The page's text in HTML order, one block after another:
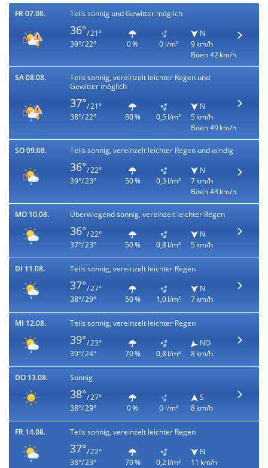
FR 07.08. Teils sonnig und Gewitter möglich
36°/ 21°
39°/ 22°
0 % 0 l/m²
N
9 km/h
Böen 42 km/h
SA 08.08.
Teils sonnig, vereinzelt leichter Regen und
Gewitter möglich
37°/ 21°
38°/ 22°
80 % 0,5 l/m²
N
5 km/h
Böen 49 km/h
SO 09.08. Teils sonnig, vereinzelt leichter Regen und windig
36°/ 22°
39°/ 23°
50 % 0,3 l/m²
N
7 km/h
Böen 43 km/h
MO 10.08. Überwiegend sonnig, vereinzelt leichter Regen
36°/ 22°
37°/ 23°
50 % 0,8 l/m²
N
5 km/h
DI 11.08. Teils sonnig, vereinzelt leichter Regen
37°/ 27°
38°/ 29°
50 % 1,0 l/m²
N
7 km/h
MI 12.08. Teils sonnig, vereinzelt leichter Regen
39°/ 23°
39°/ 24°
70 % 0,8 l/m²
NO
8 km/h
DO 13.08. Sonnig
38°/ 27°
38°/ 29°
0 % 0 l/m²
S
8 km/h
FR 14.08. Teils sonnig, vereinzelt leichter Regen
37°/ 22°
38°/ 23°
70 % 0,2 l/m²
N
11 km/h